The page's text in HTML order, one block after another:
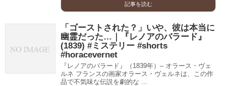
記事を読む
「ゴーストされた？」いや、彼は本当に
幽霊だった…｜『レノアのバラード』
(1839) #ミステリー #shorts
#horacevernet
『レノアのバラード』（1839年）– オラース・ヴェ
ルネ フランスの画家オラース・ヴェルネは、この作
品で不気味な伝説を劇的な ...